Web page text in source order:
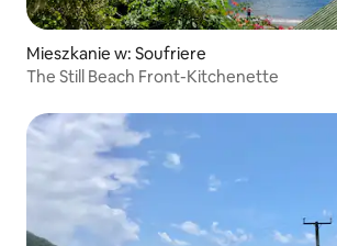
Mieszkanie w: Soufriere
The Still Beach Front-Kitchenette